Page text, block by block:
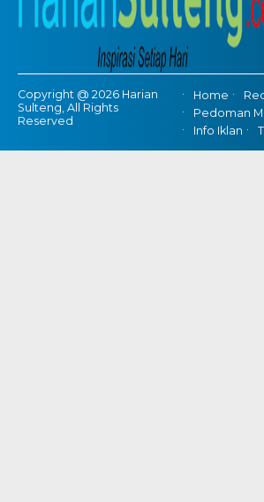
Copyright @ 2026 Harian
Sulteng, All Rights
Reserved
Home
Pedoman
Info Iklan